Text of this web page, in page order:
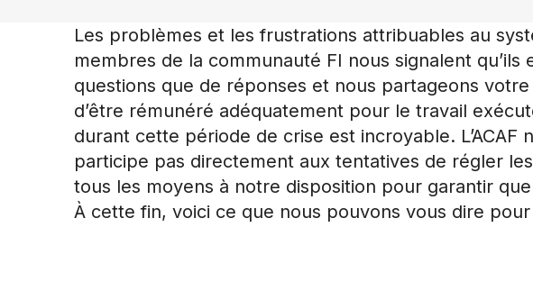
Les problèmes et les frustrations attribuables au
membres de la communauté FI nous signalent
questions que de réponses et nous partageons
d’être rémunéré adéquatement pour le travail
durant cette période de crise est incroyable.
participe pas directement aux tentatives de régler
tous les moyens à notre disposition pour garantir
À cette fin, voici ce que nous pouvons vous dire pour